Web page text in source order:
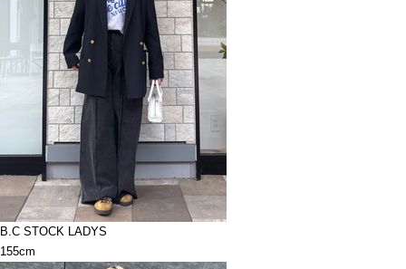
B.C STOCK LADYS
155cm